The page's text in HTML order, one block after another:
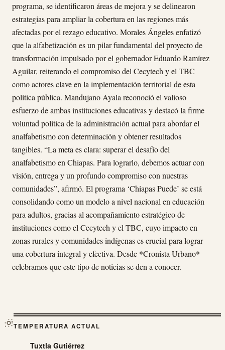
programa, se identificaron áreas de mejora y se delinearon
estrategias para ampliar la cobertura en las regiones más
afectadas por el rezago educativo. Morales Ángeles enfatizó
que la alfabetización es un pilar fundamental del proyecto de
transformación impulsado por el gobernador Eduardo Ramírez
Aguilar, reiterando el compromiso del Cecytech y el TBC
como actores clave en la implementación territorial de esta
política pública. Mandujano Ayala reconoció el valioso
esfuerzo de ambas instituciones educativas y destacó la firme
voluntad política de la administración actual para abordar el
analfabetismo con determinación y obtener resultados
tangibles. “La meta es clara: superar el desafío del
analfabetismo en Chiapas. Para lograrlo, debemos actuar con
visión, entrega y un profundo compromiso con nuestras
comunidades”, afirmó. El programa ‘Chiapas Puede’ se está
consolidando como un modelo a nivel nacional en educación
para adultos, gracias al acompañamiento estratégico de
instituciones como el Cecytech y el TBC, cuyo impacto en
zonas rurales y comunidades indígenas es crucial para lograr
una cobertura integral y efectiva. Desde *Cronista Urbano*
celebramos que este tipo de noticias se den a conocer.
TEMPERATURA ACTUAL
Tuxtla Gutiérrez